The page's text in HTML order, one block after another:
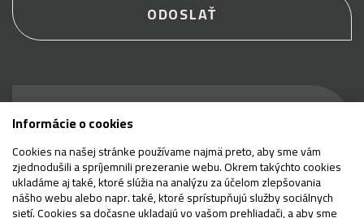
ODOSLAŤ
Buďte prví, ktorí sa
dozvedia, čo je nové
Informácie o cookies
Cookies na našej stránke používame najmä preto, aby sme vám
zjednodušili a spríjemnili prezeranie webu. Okrem takýchto cookies
ukladáme aj také, ktoré slúžia na analýzu za účelom zlepšovania
nášho webu alebo napr. také, ktoré sprístupňujú služby sociálnych
sietí. Cookies sa dočasne ukladajú vo vašom prehliadači, a aby sme